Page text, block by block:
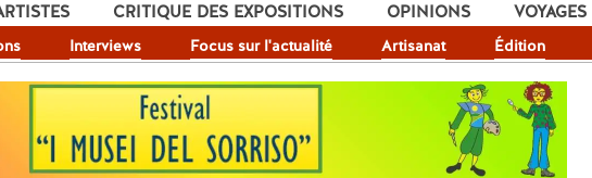
Interviews Focus sur l'actualité Artisanat Édition
CRITIQUE DES EXPOSITIONS OPINIONS VOYAGES